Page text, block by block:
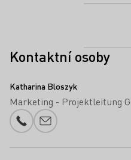
Kontaktní osoby
Katharina Bloszyk
Marketing - Projektleitung
Telefonní číslo
Přidání e-mailu